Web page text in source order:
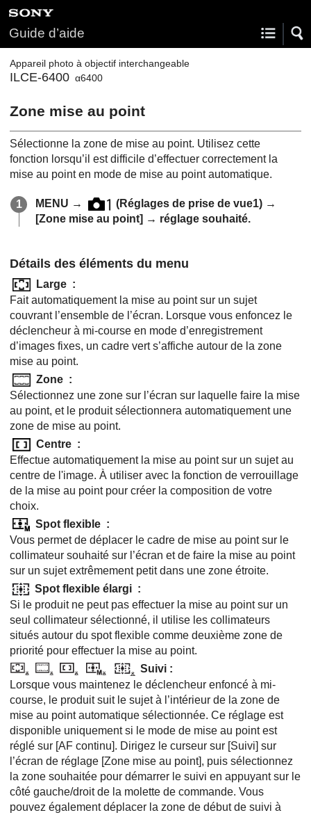
Guide d’aide
Appareil photo à objectif interchangeable
ILCE-6400 α6400
Zone mise au point
Sélectionne la zone de mise au point. Utilisez cette
fonction lorsqu’il est difficile d’effectuer correctement la
mise au point en mode de mise au point automatique.
MENU → (Réglages de prise de vue1) →
[Zone mise au point] → réglage souhaité.
Détails des éléments du menu
Large :
Fait automatiquement la mise au point sur un sujet
couvrant l’ensemble de l’écran. Lorsque vous enfoncez le
déclencheur à mi-course en mode d’enregistrement
d’images fixes, un cadre vert s’affiche autour de la zone
mise au point.
Zone :
Sélectionnez une zone sur l’écran sur laquelle faire la mise
au point, et le produit sélectionnera automatiquement une
zone de mise au point.
Centre :
Effectue automatiquement la mise au point sur un sujet au
centre de l'image. À utiliser avec la fonction de verrouillage
de la mise au point pour créer la composition de votre
choix.
Spot flexible :
Vous permet de déplacer le cadre de mise au point sur le
collimateur souhaité sur l’écran et de faire la mise au point
sur un sujet extrêmement petit dans une zone étroite.
Spot flexible élargi :
Si le produit ne peut pas effectuer la mise au point sur un
seul collimateur sélectionné, il utilise les collimateurs
situés autour du spot flexible comme deuxième zone de
priorité pour effectuer la mise au point.
Suivi:
Lorsque vous maintenez le déclencheur enfoncé à mi-
course, le produit suit le sujet à l’intérieur de la zone de
mise au point automatique sélectionnée. Ce réglage est
disponible uniquement si le mode de mise au point est
réglé sur [AF continu]. Dirigez le curseur sur [Suivi] sur
l’écran de réglage [Zone mise au point], puis sélectionnez
la zone souhaitée pour démarrer le suivi en appuyant sur le
côté gauche/droit de la molette de commande. Vous
pouvez également déplacer la zone de début de suivi à